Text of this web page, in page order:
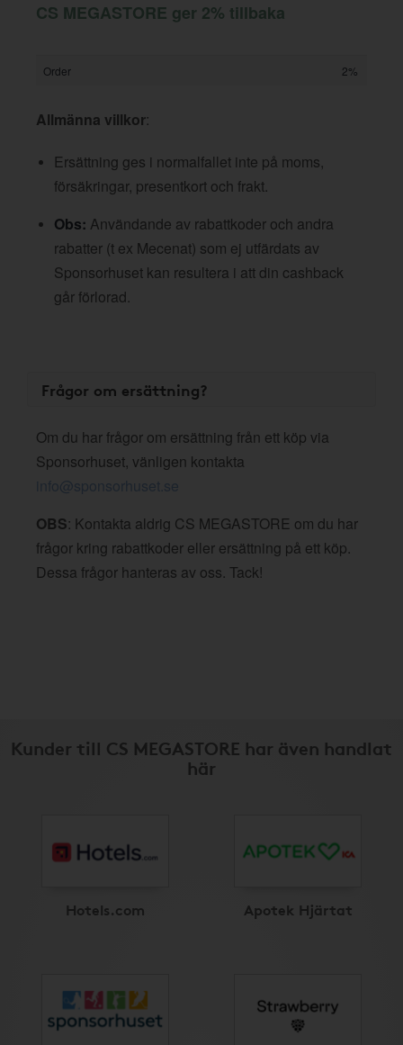
CS MEGASTORE ger 2% tillbaka
Order 2%
Allmänna villkor:
Ersättning ges i normalfallet inte på moms,
försäkringar, presentkort och frakt.
Obs: Användande av rabattkoder och andra
rabatter (t ex Mecenat) som ej utfärdats av
Sponsorhuset kan resultera i att din cashback
går förlorad.
Frågor om ersättning?
Om du har frågor om ersättning från ett köp via
Sponsorhuset, vänligen kontakta
info@sponsorhuset.se
OBS: Kontakta aldrig CS MEGASTORE om du har
frågor kring rabattkoder eller ersättning på ett köp.
Dessa frågor hanteras av oss. Tack!
Kunder till CS MEGASTORE har även handlat
här
Hotels.com Apotek Hjärtat